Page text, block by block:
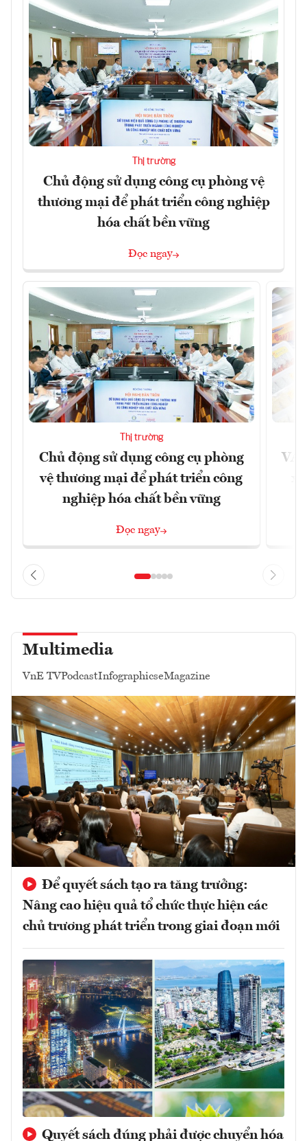
Thị trường
Chủ động sử dụng công cụ phòng vệ
thương mại để phát triển công nghiệp
hóa chất bền vững
Đọc ngay
Thị trường
Chủ động sử dụng công cụ phòng
vệ thương mại để phát triển công
nghiệp hóa chất bền vững
Đọc ngay
Multimedia
VnE TVPodcastInfographicseMagazine
Để quyết sách tạo ra tăng trưởng:
Nâng cao hiệu quả tổ chức thực hiện các
chủ trương phát triển trong giai đoạn mới
Quyết sách đúng phải được chuyển hóa